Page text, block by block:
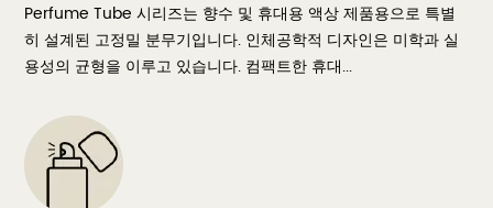
Perfume Tube 시리즈는 향수 및 휴대용 액상 제품용으로 특별
히 설계된 고정밀 분무기입니다. 인체공학적 디자인은 미학과 실
용성의 균형을 이루고 있습니다. 컴팩트한 휴대...